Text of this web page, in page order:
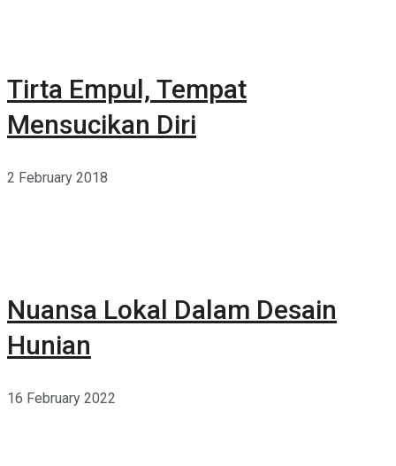
Tirta Empul, Tempat
Mensucikan Diri
2 February 2018
Nuansa Lokal Dalam Desain
Hunian
16 February 2022